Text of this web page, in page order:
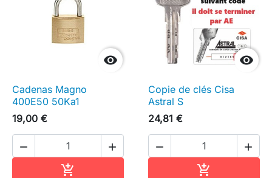

Cadenas Magno
400E50 50Ka1
19,00 €
 


Copie de clés Cisa
Astral S
24,81 €
 
